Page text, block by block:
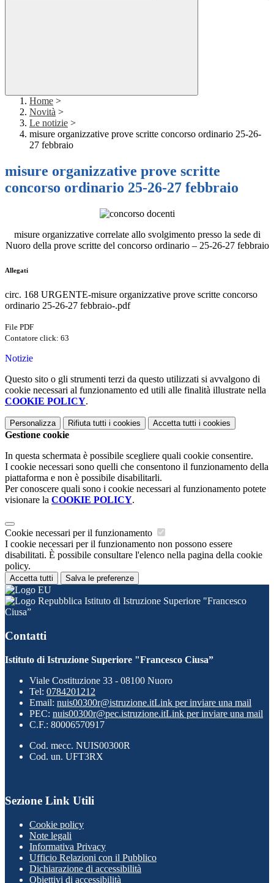
Home >
Novità >
Le notizie >
misure organizzative prove scritte concorso ordinario 25-26-
27 febbraio
misure organizzative prove scritte
concorso ordinario 25-26-27 febbraio
misure organizzative correlate allo svolgimento presso la sede di
Nuoro della prove scritte del concorso ordinario – 25-26-27 febbraio
Allegati
circ. 168 URGENTE-misure organizzative prove scritte concorso
ordinario 25-26-27 febbraio-.pdf
File PDF
Contatore click: 63
Notizie
Questo sito o gli strumenti terzi da questo utilizzati si avvalgono di
cookie necessari al funzionamento ed utili alle finalità illustrate nella
COOKIE POLICY.
Personalizza Rifiuta tutti i cookies Accetta tutti i cookies
Gestione cookie
In questa schermata è possibile scegliere quali cookie consentire.
I cookie necessari sono quelli che consentono il funzionamento della
piattaforma e non è possibile disabilitarli.
Per conoscere quali sono i cookie necessari al funzionamento potete
visionare la COOKIE POLICY.
Cookie necessari per il funzionamento
I cookie necessari per il funzionamento non possono essere
disabilitati. È possibile consultare l'elenco nella pagina della cookie
policy.
Accetta tutti Salva le preferenze
Istituto di Istruzione Superiore "Francesco
Ciusa”
Contatti
Istituto di Istruzione Superiore "Francesco Ciusa”
Viale Costituzione 33 - 08100 Nuoro
Tel: 0784201212
Email: nuis00300r@istruzione.itLink per inviare una mail
PEC: nuis00300r@pec.istruzione.itLink per inviare una mail
C.F.: 80006570917
Cod. mecc. NUIS00300R
Cod. un. UFT3RX
Sezione Link Utili
Cookie policy
Note legali
Informativa Privacy
Ufficio Relazioni con il Pubblico
Dichiarazione di accessibilità
Obiettivi di accessibilità